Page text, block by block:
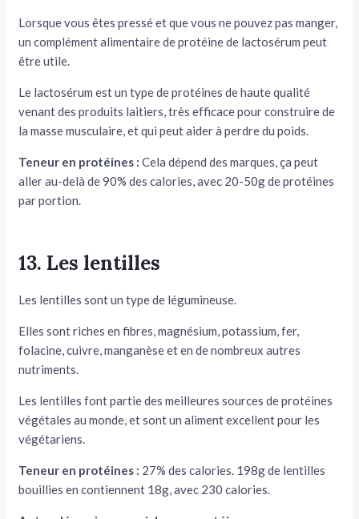
Lorsque vous êtes pressé et que vous ne pouvez pas manger,
un complément alimentaire de protéine de lactosérum peut
être utile.
Le lactosérum est un type de protéines de haute qualité
venant des produits laitiers, très efficace pour construire de
la masse musculaire, et qui peut aider à perdre du poids.
Teneur en protéines : Cela dépend des marques, ça peut
aller au-delà de 90% des calories, avec 20-50g de protéines
par portion.
13. Les lentilles
Les lentilles sont un type de légumineuse.
Elles sont riches en fibres, magnésium, potassium, fer,
folacine, cuivre, manganèse et en de nombreux autres
nutriments.
Les lentilles font partie des meilleures sources de protéines
végétales au monde, et sont un aliment excellent pour les
végétariens.
Teneur en protéines : 27% des calories. 198g de lentilles
bouillies en contiennent 18g, avec 230 calories.